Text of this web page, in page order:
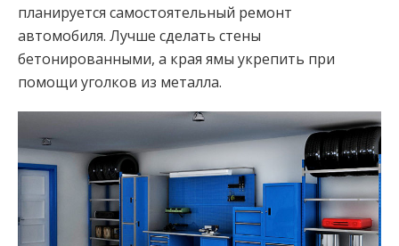
планируется самостоятельный ремонт
автомобиля. Лучше сделать стены
бетонированными, а края ямы укрепить при
помощи уголков из металла.